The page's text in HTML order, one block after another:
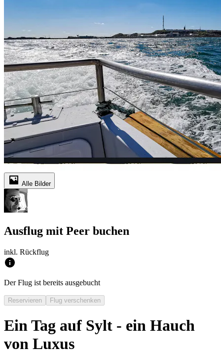
Alle Bilder
Ausflug mit Peer buchen
inkl. Rückflug
Der Flug ist bereits ausgebucht
Reservieren Flug verschenken
Ein Tag auf Sylt - ein Hauch
von Luxus